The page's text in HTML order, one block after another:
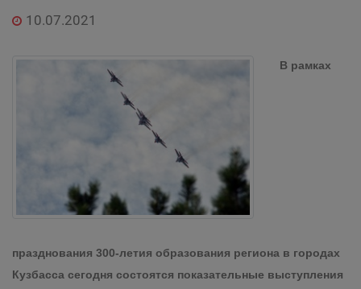
10.07.2021
В рамках
празднования 300-летия образования региона в городах
Кузбасса сегодня состоятся показательные выступления